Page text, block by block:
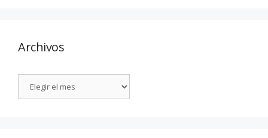
Archivos